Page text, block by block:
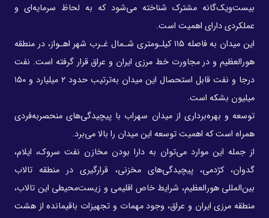
بیست‌ویک‌گانه مشترک شناخته می‌شود که به لحاظ سرمایه‌ای و
عملکردی دارای اهمیت است.
این میدان به فاصله ۱۱۵ کیلـومتری شـمال غـرب شهر اهـواز، در منطقه
هورالعظیم و در مجاورت خط مرزی ایران و عراق قرار گرفته است. نفت
درجا و نفت قابل استحصال این میدان به‌ترتیب حدود ۲ میلیارد و ۱۵۰
میلیون بشکه است.
توسعه و بهره‌برداری از میدان سهراب با پیچیدگی‌های منحصربه‌فردی
همراه است که اهمیت توسعه این میدان را بالا می‌برد.
از جمله این موارد می‌توان به دارا بودن مخازن نفت سروک، ایلام،
گدوان، کژدمی، پیچیدگی‌های مخزنی، قرارگیری در منطقه تالاب
بین‌المللی هورالعظیم، شرایط خاص اقلیمی و زیست‌محیطی این تالاب،
منطقه مرزی ایران و عراق، وجود مهمات و تجهیزات باقیمانده از هشت